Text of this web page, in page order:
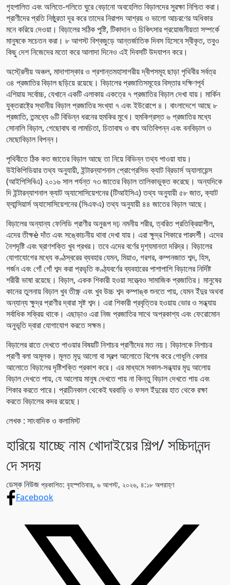
গৃহপালিত এবং অলিতে-গলিতে ঘুরে বেড়ানো অবহেলিত বিড়ালদের সুরক্ষা নিশ্চিত করা।
প্রাণীদের প্রতি নিষ্ঠুরতা দূর করে তাদের নিরাপদ আশ্রয় ও ভালো আচরণের অধিকার
মনে করিয়ে দেওয়া। বিড়ালের সঠিক পুষ্টি, টিকাদান ও চিকিৎসার প্রয়োজনীয়তা সম্পর্কে
মানুষকে সচেতন করা। ৮ আগস্ট বিশ্বজুড়ে আন্তর্জাতিক দিবস হিসেবে স্বীকৃত, তবুও
কিছু দেশ নিজেদের মতো করে আলাদা দিনেও এই দিবসটি উদযাপন করে।
অস্ট্রেলীয় অঞ্চল, মাদাগাস্কার ও প্রশান্তমহাসাগরীয় দ্বীপসমূহ ছাড়া পৃথিবীর সর্বত্র
৩৪ প্রজাতির বিড়াল ছড়িয়ে রয়েছে। বিড়ালের প্রজাতিসমূহের বিস্তার দক্ষিণপূর্ব
এশিয়ায় সর্বোচ্চ, যেখানে একটি এলাকায় একত্রে ৭ প্রজাতির বিড়াল দেখা যায়। মার্কিন
যুক্তরাষ্ট্রে স্থানীয় বিড়াল প্রজাতির সংখ্যা ৭ এবং ইউরোপে ৪। বাংলাদেশে আছে ৮
প্রজাতি, তন্মধ্যে ৬টি বিভিন্ন ধরনের হুমকির মুখে। হুমকিগ্রস্ত ৬ প্রজাতির মধ্যে
সোনালি বিড়াল, গেছোবাঘ বা লামচিতা, চিতাবাঘ ও বাঘ অতিবিপন্ন এবং বনবিড়াল ও
মেছোবিড়াল বিপন্ন।
পৃথিবীতে ঠিক কত জাতের বিড়াল আছে তা নিয়ে বিভিন্ন তথ্য পাওয়া যায়।
উইকিপিডিয়ার তথ্য অনুযায়ী, ইন্টারন্যাশনাল প্রোগ্রেসিভ ক্যাট ব্রিডার্স অ্যালায়েন্স
(আইপিসিবিএ) ২০১৬ সাল পর্যন্ত ৭৩ জাতের বিড়াল তালিকাভুক্ত করেছে। অন্যদিকে
দি ইন্টারন্যাশনাল ক্যাট অ্যাসোসিয়েশনের (টিআইসিএ) তথ্য অনুযায়ী ৫৮ জাত, ক্যাট
ফ্যান্সিয়ার্স অ্যাসোসিয়েশনের (সিএফএ) তথ্য অনুযায়ী ৪৪ জাতের বিড়াল আছে।
বিড়ালের অন্যান্য ফেলিডি প্রাণীর অনুরূপ দঢ় নমনীয় শরীর, ত্বরিত প্রতিক্রিয়াশীল,
এদের তীক্ষè দাঁত এবং সঙ্কোচনীয় থাবা দেখা যায়। এরা ক্ষুদ্র শিকারে পারদর্শী। এদের
নৈশদৃষ্টি এবং ঘ্রাণশক্তি খুব প্রখর। তবে এদের বর্ণের দৃশ্যমানতা দরিদ্র। বিড়ালের
যোগাযোগের মধ্যে কণ্ঠস্বরের ব্যবহার যেমন, মিয়াও, গরগর, কম্পনজাত শব্দ, হিস,
গর্জন এবং গোঁ গোঁ শব্দ করা প্রভৃতি কণ্ঠ্যবর্ণের ব্যবহারের পাশাপাশি বিড়ালের নির্দিষ্ট
শরীরী ভাষা রয়েছে। বিড়াল, একক শিকারী হওয়া সত্ত্বেও সামাজিক প্রজাতির। মানুষের
কানের তুলনায় বিড়াল খুব তীক্ষ্ণ এবং খুব উচ্চ শব্দ কম্পাঙ্ক শুনতে পায়, যেমন ইঁদুর অথবা
অন্যান্য ক্ষুদ্র প্রাণীর দ্বারা সৃষ্ট শব্দ। এরা শিকারী প্রবৃত্তির হওয়ায় ভোর ও সন্ধ্যায়
সর্বাধিক সক্রিয় থাকে। এছাড়াও এরা নিজ প্রজাতির সাথে অপ্রকাশ্য এবং ফেরোমোন
অনুভূতি দ্বারা যোগাযোগ করতে সক্ষম।
বিড়ালের রাতে দেখতে পাওয়ার বিষয়টি নিশাচর প্রাণীদের মত নয়। বিড়ালকে নিশাচর
প্রাণী বলা অমূলক। মূলত মৃদু আলো বা স্বল্প আলোতে বিশেষ করে গোধূলি বেলার
আলোতে বিড়ালের দৃষ্টিশক্তি প্রকাশ করে। এর মাধ্যমে সকাল-সন্ধ্যার মৃদু আলোয়
বিড়াল দেখতে পায়, যে আলোয় মানুষ দেখতে পায় না কিন্তু বিড়াল দেখতে পায় এবং
শিকার করতে পারে। প্রাচীনকাল থেকেই ঘরবাড়ি ও ফসল ইঁদুরের হাত থেকে রক্ষা
করতে বিড়ালের কদর রয়েছে।
লেখক : সাংবাদিক ও কলামিস্ট
হারিয়ে যাচ্ছে নাম খোদাইয়ের শিল্প/ সচ্চিদানন্দ
দে সদয়
ডেস্ক নিউজ প্রকাশিত: বৃহস্পতিবার, ৬ আগস্ট, ২০২৬, ৪:১৮ অপরাহ্ণ
Facebook